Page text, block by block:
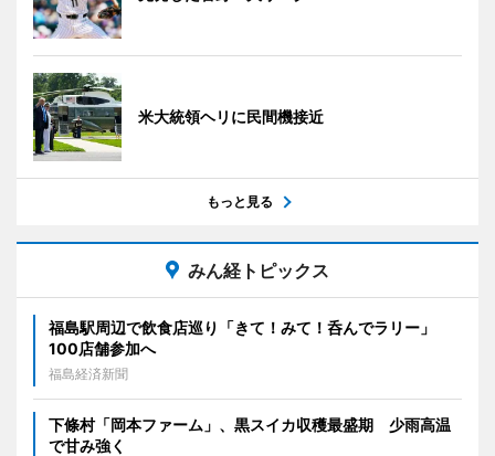
米大統領ヘリに民間機接近
もっと見る
みん経トピックス
福島駅周辺で飲食店巡り「きて！みて！呑んでラリー」
100店舗参加へ
福島経済新聞
下條村「岡本ファーム」、黒スイカ収穫最盛期 少雨高温
で甘み強く